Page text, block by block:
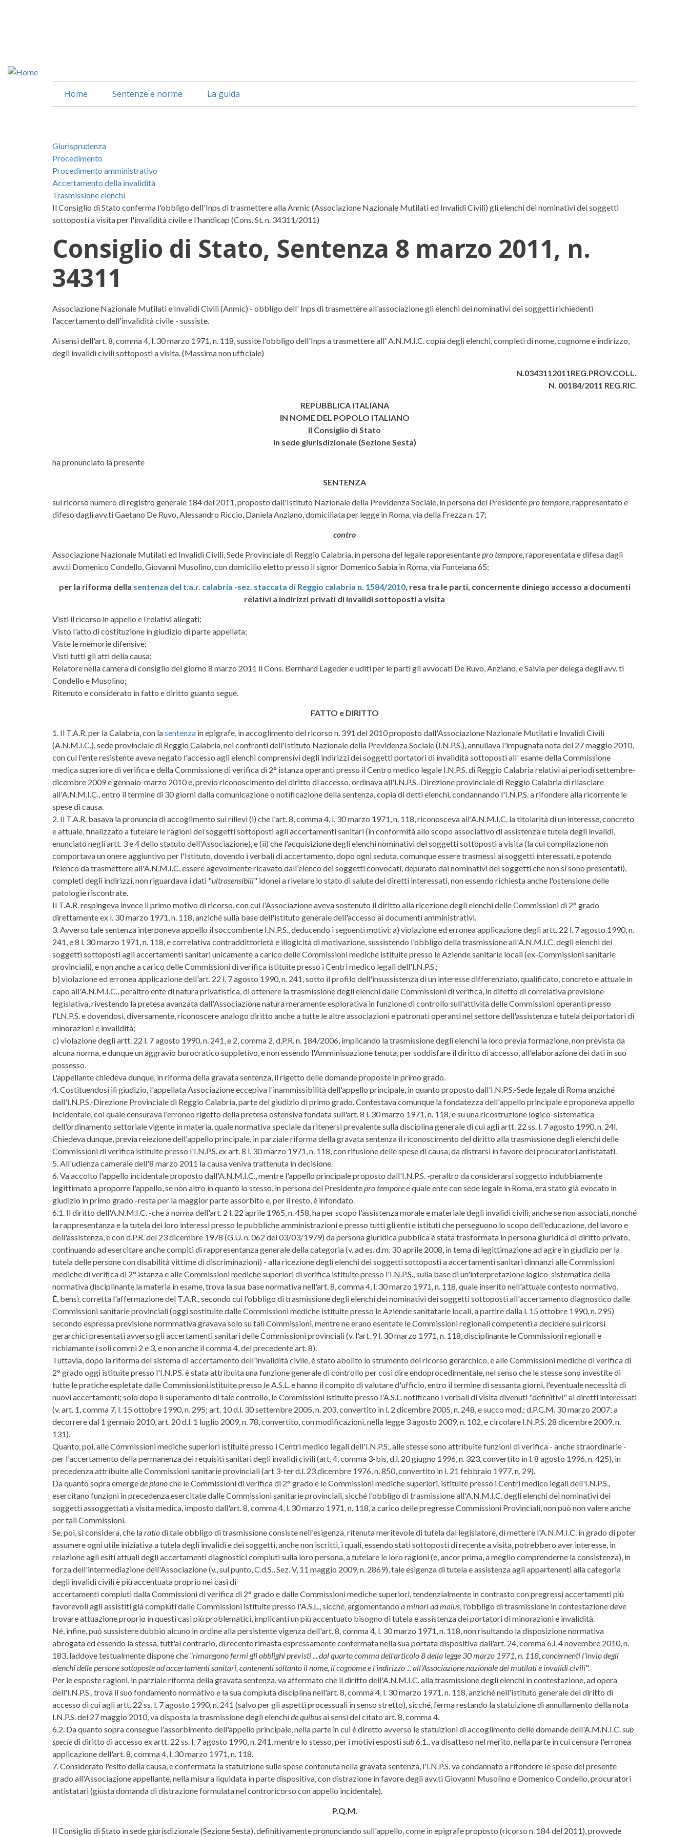
Home Sentenze e norme La guida
Giurisprudenza
Procedimento
Procedimento amministrativo
Accertamento della invalidità
Trasmissione elenchi
Il Consiglio di Stato conferma l'obbligo dell'Inps di trasmettere alla Anmic (Associazione Nazionale Mutilati ed Invalidi Civili) gli elenchi dei nominativi dei soggetti
sottoposti a visita per l'invalidità civile e l'handicap (Cons. St. n. 34311/2011)
Consiglio di Stato, Sentenza 8 marzo 2011, n.
34311
Consiglio di Stato, Sentenza 8 marzo 2011, n. 34311
Associazione Nazionale Mutilati e Invalidi Civili (Anmic) - obbligo dell' Inps di trasmettere all'associazione gli elenchi dei nominativi dei soggetti richiedenti
l'accertamento dell'invalidità civile - sussiste.
Ai sensi dell'art. 8, comma 4, l. 30 marzo 1971, n. 118, sussite l'obbligo dell'Inps a trasmettere all' A.N.M.I.C. copia degli elenchi, completi di nome, cognome e indirizzo,
degli invalidi civili sottoposti a visita. (Massima non ufficiale)
N.0343112011REG.PROV.COLL.
N. 00184/2011 REG.RIC.
REPUBBLICA ITALIANA
IN NOME DEL POPOLO ITALIANO
Il Consiglio di Stato
in sede giurisdizionale (Sezione Sesta)
ha pronunciato la presente
SENTENZA
sul ricorso numero di registro generale 184 del 2011, proposto dall'Istituto Nazionale della Previdenza Sociale, in persona del Presidentepro tempore, rappresentato e
difeso dagli avv.ti Gaetano De Ruvo, Alessandro Riccio, Daniela Anziano, domiciliata per legge in Roma, via della Frezza n. 17;
contro
Associazione Nazionale Mutilati ed Invalidi Civili, Sede Provinciale di Reggio Calabria, in persona del legale rappresentantepro tempore, rappresentata e difesa dagli
avv.ti Domenico Condello, Giovanni Musolino, con domicilio eletto presso il signor Domenico Sabia in Roma, via Fonteiana 65;
per la riforma della sentenza del t.a.r. calabria -sez. staccata di Reggio calabria n. 1584/2010, resa tra le parti, concernente diniego accesso a documenti
relativi a indirizzi privati di invalidi sottoposti a visita
Visti il ricorso in appello e i relativi allegati;
Visto l'atto di costituzione in giudizio di parte appellata;
Viste le memorie difensive;
Visti tutti gli atti della causa;
Relatore nella camera di consiglio del giorno 8 marzo 2011 il Cons. Bernhard Lageder e uditi per le parti gli avvocati De Ruvo, Anziano, e Salvia per delega degli avv. ti
Condello e Musolino;
Ritenuto e considerato in fatto e diritto guanto segue.
FATTO e DIRITTO
1. Il T.A.R. per la Calabria, con lasentenza in epigrafe, in accoglimento del ricorso n. 391 del 2010 proposto dall'Associazione Nazionale Mutilati e Invalidi Civili
(A.N.M.I.C.), sede provinciale di Reggio Calabria, nei confronti dell'Istituto Nazionale della Previdenza Sociale (I.N.P.S.), annullava l'impugnata nota del 27 maggio 2010,
con cui l'ente resistente aveva negato l'accesso agli elenchi comprensivi degli indirizzi dei soggetti portatori di invalidità sottoposti all' esame della Commissione
medica superiore di verifica e della Commissione di verifica di 2° istanza operanti presso il Centro medico legale I.N.P.S. di Reggio Calabria relativi ai periodi settembre-
dicembre 2009 e gennaio-marzo 2010 e, previo riconoscimento del diritto di accesso, ordinava all'I.N.P.S.-Direzione provinciale di Reggio Calabria di rilasciare
all'A.N.M.I.C., entro il termine di 30 giorni dalla comunicazione o notificazione della sentenza, copia di detti elenchi, condannando l'I.N.P.S. a rifondere alla ricorrente le
spese di causa.
2. Il T.A.R. basava la pronuncia di accoglimento sui rilievi (i) che l'art. 8, comma 4, l. 30 marzo 1971, n. 118, riconosceva all'A.N.M.I.C. la titolarità di un interesse, concreto
e attuale, finalizzato a tutelare le ragioni dei soggetti sottoposti agli accertamenti sanitari (in conformità allo scopo associativo di assistenza e tutela degli invalidi,
enunciato negli artt. 3 e 4 dello statuto dell'Associazione), e (ii) che l'acquisizione degli elenchi nominativi dei soggetti sottoposti a visita (la cui compilazione non
comportava un onere aggiuntivo per l'Istituto, dovendo i verbali di accertamento, dopo ogni seduta, comunque essere trasmessi ai soggetti interessati, e potendo
l'elenco da trasmettere all'A.N.M.I.C. essere agevolmente ricavato dall'elenco dei soggetti convocati, depurato dai nominativi dei soggetti che non si sono presentati),
completi degli indirizzi, non riguardava i dati "ultrasensibili" idonei a rivelare lo stato di salute dei diretti interessati, non essendo richiesta anche l'ostensione delle
patologie riscontrate.
Il T.A.R. respingeva invece il primo motivo di ricorso, con cui l'Associazione aveva sostenuto il diritto alla ricezione degli elenchi delle Commissioni di 2° grado
direttamente ex l. 30 marzo 1971, n. 118, anziché sulla base dell'istituto generale dell'accesso ai documenti amministrativi.
3. Avverso tale sentenza interponeva appello il soccombente I.N.P.S., deducendo i seguenti motivi: a) violazione ed erronea applicazione degli artt. 22 l. 7 agosto 1990, n.
241, e 8 l. 30 marzo 1971, n. 118, e correlativa contraddittorietà e illogicità di motivazione, sussistendo l'obbligo della trasmissione all'A.N.M.I.C. degli elenchi dei
soggetti sottoposti agli accertamenti sanitari unicamente a carico delle Commissioni mediche istituite presso le Aziende sanitarie locali (ex-Commissioni sanitarie
provinciali), e non anche a carico delle Commissioni di verifica istituite presso i Centri medico legali dell'I.N.P.S.;
b) violazione ed erronea applicazione dell'art. 22 l. 7 agosto 1990, n. 241, sotto il profilo dell'insussistenza di un interesse differenziato, qualificato, concreto e attuale in
capo all'A.N.M.I.C., peraltro ente di natura privatistica, di ottenere la trasmissione degli elenchi dalle Commissioni di verifica, in difetto di correlativa previsione
legislativa, rivestendo la pretesa avanzata dall'Associazione natura meramente esplorativa in funzione di controllo sull'attività delle Commissioni operanti presso
l'LN.P.S. e dovendosi, diversamente, riconoscere analogo diritto anche a tutte le altre associazioni e patronati operanti nel settore dell'assistenza e tutela dei portatori di
minorazioni e invalidità;
c) violazione degli artt. 22 l. 7 agosto 1990, n. 241, e 2, comma 2, d.P.R. n. 184/2006, implicando la trasmissione degli elenchi la loro previa formazione, non prevista da
alcuna norma, e dunque un aggravio burocratico suppletivo, e non essendo l'Amminisuazione tenuta, per soddisfare il diritto di accesso, all'elaborazione dei dati in suo
possesso.
L'appellante chiedeva dunque, in riforma della gravata sentenza, il rigetto delle domande proposte in primo grado.
4. Costituendosi ili giudizio, l'appellata Associazione eccepiva l'inammissibilità dell'appello principale, in quanto proposto dall'I.N.P.S.-Sede legale di Roma anziché
dall'I.N.P.S.-Direzione Provinciale di Reggio Calabria, parte del giudizio di primo grado. Contestava comunque la fondatezza dell'appello principale e proponeva appello
incidentale, col quale censurava l'erroneo rigetto della pretesa ostensiva fondata sull'art. 8 l. 30 marzo 1971, n. 118, e su una ricostruzione logico-sistematica
dell'ordinamento settoriale vigente in materia, quale normativa speciale da ritenersi prevalente sulla disciplina generale di cui agli artt. 22 ss. l. 7 agosto 1990, n. 24l.
Chiedeva dunque, previa reiezione dell'appello principale, in parziale riforma della gravata sentenza il riconoscimento del diritto alla trasmissione degli elenchi delle
Commissioni di verifica istituite presso l'I.N.P.S.exart. 8 l. 30 marzo 1971, n. 118, con rifusione delle spese di causa, da distrarsi in favore dei procuratori antistatatl.
5. All'udienza camerale dell'8 marzo 2011 la causa veniva trattenuta in decisione.
6. Va accolto l'appello incidentale proposto dall'A.N.M.I.C., mentre l'appello principale proposto dall'I.N.P.S. -peraltro da considerarsi soggetto indubbiamente
legittimato a proporre l'appello, se non altro in quanto lo stesso, in persona del Presidentepro temporee quale ente con sede legale in Roma, era stato già evocato in
giudizio in primo grado -resta per la maggior parte assorbito e, per il resto, è infondato.
6.1. Il diritto dell'A.N.M.I.C. -che a norma dell'art. 2 l. 22 aprile 1965, n. 458, ha per scopo l'assistenza morale e materiale degli invalidi civili, anche se non associati, nonché
la rappresentanza e la tutela dei loro interessi presso le pubbliche amministrazioni e presso tutti gli enti e istituti che perseguono lo scopo dell'educazione, del lavoro e
dell'assistenza, e con d.P.R. del 23 dicembre 1978 (G.U. n. 062 del 03/03/1979) da persona giuridica pubblica è stata trasformata in persona giuridica di diritto privato,
continuando ad esercitare anche compiti di rappresentanza generale della categoria (v. ad es. d.m. 30 aprile 2008, in tema di legittimazione ad agire in giudizio per la
tutela delle persone con disabilità vittime di discriminazioni) - alla ricezione degli elenchi dei soggetti sottoposti a accertamenti sanitari dinnanzi alle Commissioni
mediche di verifica di 2° istanza e alle Commissioni mediche superiori di verifica istituite presso l'I.N.P.S., sulla base di un'interpretazione logico-sistematica della
normativa disciplinante la materia in esame, trova la sua base normativa nell'art. 8, comma 4, l. 30 marzo 1971, n. 118, quale inserito nell'attuale contesto normativo.
È, bensì, corretta l'affermazione del T.A.R., secondo cui l'obbligo di trasmissione degli elenchi dei nominativi dei soggetti sottoposti all'accertamento diagnostico dalle
Commissioni sanitarie provinciali (oggi sostituite dalle Commissioni mediche istituite presso le Aziende sanitatarie locali, a partire dalla l. 15 ottobre 1990, n. 295)
secondo espressa previsione normmativa gravava solo su tali Commissioni, mentre ne erano esentate le Commissioni regionali competenti a decidere sui ricorsi
gerarchici presentati avverso gli accertamenti sanitari delle Commissioni provinciali (v. l'art. 9 l. 30 marzo 1971, n. 118, disciplinante le Commissioni regionali e
richiamante i soli commi 2 e 3, e non anche il comma 4, del precedente art. 8).
Tuttavia, dopo la riforma del sistema di accertamento dell'invalidità civile, è stato abolito lo strumento del ricorso gerarchico, e alle Commissioni mediche di verifica di
2° grado oggi istituite presso l'I.N.P.S. è stata attribuita una funzione generale di controllo per così dire endoprocedimentale, nel senso che le stesse sono investite di
tutte le pratiche espletate dalle Commissioni istituite presso le A.S.L. e hanno il compito di valutare d'ufficio, entro il termine di sessanta giorni, l'eventuale necessità di
nuovi accertamenti; solo dopo il superamento di tale controllo, le Commissioni istituite presso l'A.S.L. notificano i verbali di visita divenuti "definitivi" ai diretti interessati
(v. art. 1, comma 7, l. 15 ottobre 1990, n. 295; art. 10 d.l. 30 settembre 2005, n. 203, convertito in l. 2 dicembre 2005, n. 248, e succo mod.; d.P.C.M. 30 marzo 2007; a
decorrere dal 1 gennaio 2010, art. 20 d.l. 1 luglio 2009, n. 78, convertito, con modificazioni, nella legge 3 agosto 2009, n. 102, e circolare I.N.P.S. 28 dicembre 2009, n.
131).
Quanto, poi, alle Commissioni mediche superiori istituite presso i Centri medico legali dell'I.N.P.S., alle stesse sono attribuite funzioni di verifica - anche straordinarie -
per l'accertamento della permanenza dei requisiti sanitari degli invalidi civili (art. 4, comma 3-bis, d.l. 20 giugno 1996, n. 323, convertito in l. 8 agosto 1996, n. 425), in
precedenza attribuite alle Commissioni sanitarie provinciali (art 3-ter d.l. 23 dicembre 1976, n. 850, convertito in l. 21 febbraio 1977, n. 29).
Da quanto sopra emergede planoche le Commissioni di verifica di 2° grado e le Commissioni mediche superiori, istituite presso i Centri medico legali dell'I.N.P.S.,
esercitano funzioni in precedenza esercitate dalle Commissioni sanitarie provinciali, sicché l'obbligo di trasmissione all'A.N.M.I.C. degli elenchi dei nominativi dei
soggetti assoggettati a visita medica, imposto dall'art. 8, comma 4, l. 30 marzo 1971, n. 118, a carico delle pregresse Commissioni Provinciali, non può non valere anche
per tali Commissioni.
Se, poi, si considera, che laratiodi tale obbligo di trasmissione consiste nell'esigenza, ritenuta meritevole di tutela dal legislatore, di mettere l'A.N.M.I.C. in grado di poter
assumere ogni utile iniziativa a tutela degli invalidi e dei soggetti, anche non iscritti, i quali, essendo stati sottoposti di recente a visita, potrebbero aver interesse, in
relazione agli esiti attuali degli accertamenti diagnostici compiuti sulla loro persona, a tutelare le loro ragioni (e, ancor prima, a meglio comprenderne la consistenza), in
forza dell'intermediazione dell'Associazione (v., sul punto, C.d.S., Sez. V, 11 maggio 2009, n. 2869), tale esigenza di tutela e assistenza agli appartenenti alla categoria
degli invalidi civili è più accentuata proprio nei casi di
accertamenti compiuti dalla Commissioni di verifica di 2° grado e dalle Commissioni mediche superiori, tendenzialmente in contrasto con pregressi accertamenti più
favorevoli agli assistiti già compiuti dalle Commissioni istituite presso l'A.S.L., sicché, argomentando a minori ad maius, l'obbligo di trasmissione in contestazione deve
trovare attuazione proprio in questi casi più problematici, implicanti un più accentuato bisogno di tutela e assistenza dei portatori di minorazioni e invalidità.
Né, infine, può sussistere dubbio alcuno in ordine alla persistente vigenza dell'art. 8, comma 4, l. 30 marzo 1971, n. 118, non risultando la disposizione normativa
abrogata ed essendo la stessa, tutt'al contrario, di recente rimasta espressamente confermata nella sua portata dispositiva dall'art. 24, comma 6,l. 4 novembre 2010, n.
183, laddove testualmente dispone che "rimangono fermi gli obblighi previsti ... dal quarto comma dell'articolo 8 della legge 30 marzo 1971, n. 118, concernenti l'invio degli
elenchi delle persone sottoposte ad accertamenti sanitari, contenenti soltanto il nome, il cognome e l'indirizzo ... all'Associazione nazionale dei mutilati e invalidi civili".
Per le esposte ragioni, in parziale riforma della gravata sentenza, va affermato che il diritto dell'A.N.M.I.C. alla trasmissione degli elenchi in contestazione, ad opera
dell'I.N.P.S., trova il suo fondamento normativo e la sua compiuta disciplina nell'art. 8, comma 4, l. 30 marzo 1971, n. 118, anziché nell'istituto generale del diritto di
accesso di cui agli artt. 22 ss. l. 7 agosto 1990, n. 241 (salvo per gli aspetti processuali in senso stretto), sicché, ferma restando la statuizione di annullamento della nota
I.N.P.S. del 27 maggio 2010, va disposta la trasmissione degli elenchide quibusai sensi del citato art. 8, comma 4.
6.2. Da quanto sopra consegue l'assorbimento dell'appello principale, nella parte in cui è diretto avverso le statuizioni di accoglimento delle domande dell'A.M.N.I.C.sub
speciedi diritto di accesso ex artt. 22 ss. l. 7 agosto 1990, n. 241, mentre lo stesso, per i motivi espostisub6.1., va disatteso nel merito, nella parte in cui censura l'erronea
applicazione dell'art. 8, comma 4, l. 30 marzo 1971, n. 118.
7. Considerato l'esito della causa, e confermata la statuizione sulle spese contenuta nella gravata sentenza, l'I.N.P.S. va condannato a rifondere le spese del presente
grado all'Associazione appellante, nella misura liquidata in parte dispositiva, con distrazione in favore degli avv.ti Giovanni Musolino e Domenico Condello, procuratori
antistatari (giusta domanda di distrazione formulata nel controricorso con appello incidentale).
P.Q.M.
Il Consiglio di Stato in sede giurisdizionale (Sezione Sesta), definitivamente pronunciando sull'appello, come in epigrafe proposto (ricorso n. 184 del 2011), provvede